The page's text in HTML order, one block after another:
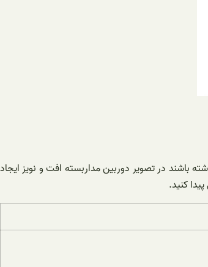
باشند در تصویر دوربین مداربسته افت و نویز ایجاد
کنید.